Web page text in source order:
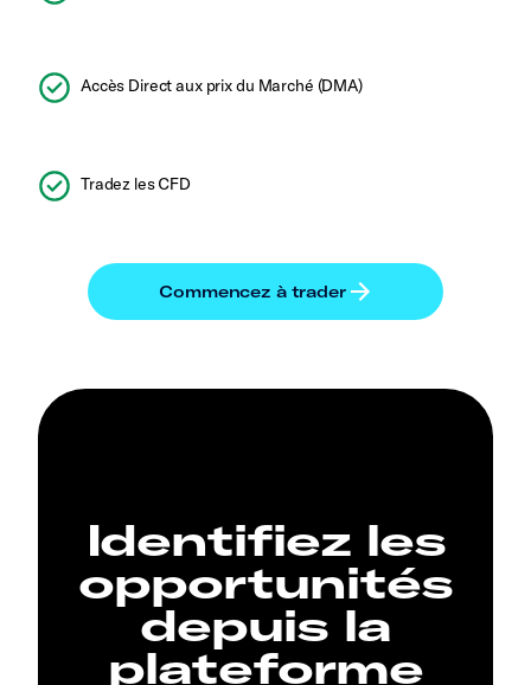
Accès Direct aux prix du Marché (DMA)
Tradez les CFD
Identifiez les
opportunités
depuis la
plateforme